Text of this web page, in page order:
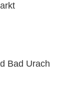
Bad Urach